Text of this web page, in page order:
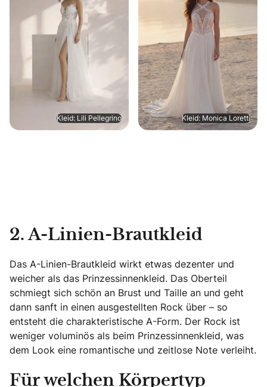
Kleid: Lili Pellegrino Kleid: Monica Loretti
2. A-Linien-Brautkleid
Das A-Linien-Brautkleid wirkt etwas dezenter und
weicher als das Prinzessinnenkleid. Das Oberteil
schmiegt sich schön an Brust und Taille an und geht
dann sanft in einen ausgestellten Rock über – so
entsteht die charakteristische A-Form. Der Rock ist
weniger voluminös als beim Prinzessinnenkleid, was
dem Look eine romantische und zeitlose Note verleiht.
Für welchen Körpertyp